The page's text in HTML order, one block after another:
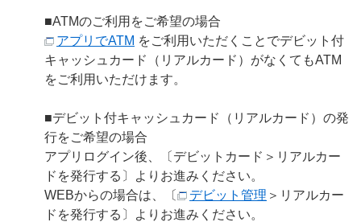
■ATMのご利用をご希望の場合
アプリでATM をご利用いただくことでデビット付
キャッシュカード（リアルカード）がなくてもATM
をご利用いただけます。
■デビット付キャッシュカード（リアルカード）の発
行をご希望の場合
アプリログイン後、〔デビットカード＞リアルカー
ドを発行する〕よりお進みください。
WEBからの場合は、〔
デビット管理 ＞リアルカー
ドを発行する〕よりお進みください。